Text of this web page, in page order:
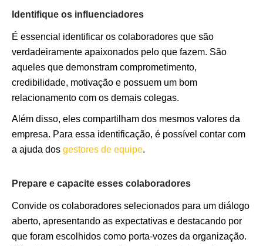
Identifique os influenciadores
É essencial identificar os colaboradores que são
verdadeiramente apaixonados pelo que fazem. São
aqueles que demonstram comprometimento,
credibilidade, motivação e possuem um bom
relacionamento com os demais colegas.
Além disso, eles compartilham dos mesmos valores da
empresa. Para essa identificação, é possível contar com
a ajuda dos gestores de equipe.
Prepare e capacite esses colaboradores
Convide os colaboradores selecionados para um diálogo
aberto, apresentando as expectativas e destacando por
que foram escolhidos como porta-vozes da organização.